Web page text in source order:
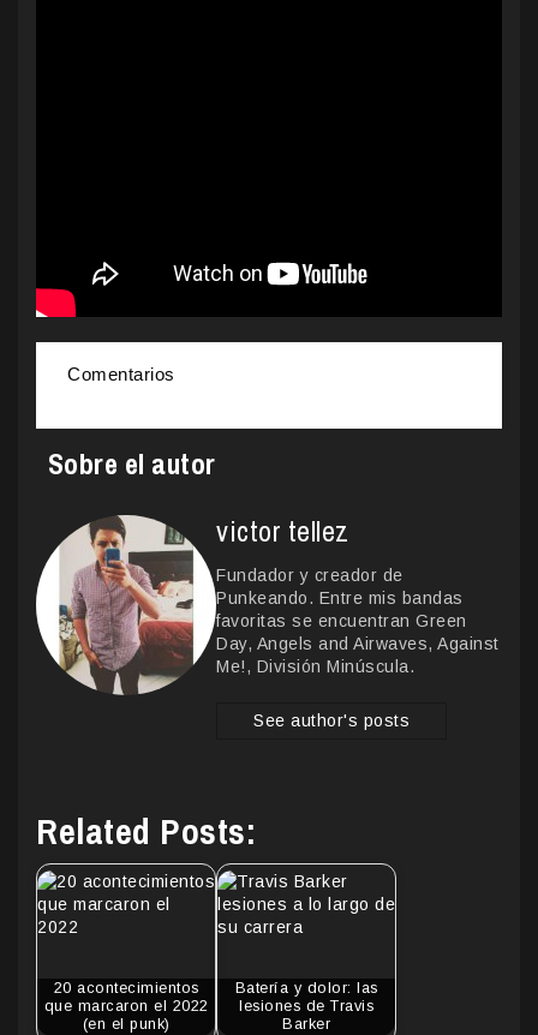
Comentarios
Sobre el autor
victor tellez
Fundador y creador de
Punkeando. Entre mis bandas
favoritas se encuentran Green
Day, Angels and Airwaves, Against
Me!, División Minúscula.
See author's posts
Related Posts:
20 acontecimientos
que marcaron el 2022
(en el punk)
Batería y dolor: las
lesiones de Travis
Barker